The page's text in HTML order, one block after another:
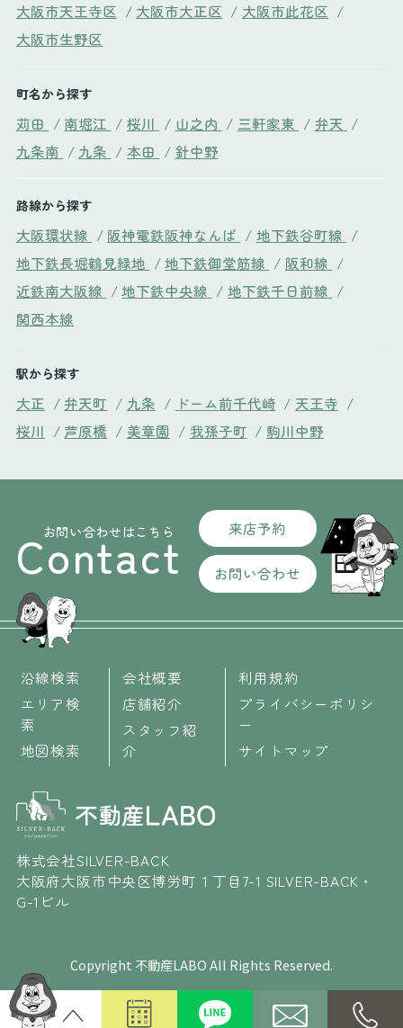
大阪市天王寺区 / 大阪市大正区 / 大阪市此花区 /
大阪市生野区
町名から探す
苅田 / 南堀江 / 桜川 / 山之内 / 三軒家東 / 弁天 /
九条南 / 九条 / 本田 / 針中野
路線から探す
大阪環状線 / 阪神電鉄阪神なんば / 地下鉄谷町線 /
地下鉄長堀鶴見緑地 / 地下鉄御堂筋線 / 阪和線 /
近鉄南大阪線 / 地下鉄中央線 / 地下鉄千日前線 /
関西本線
駅から探す
大正 / 弁天町 / 九条 / ドーム前千代崎 / 天王寺 /
桜川 / 芦原橋 / 美章園 / 我孫子町 / 駒川中野
お問い合わせはこちら
Contact 来店予約
お問い合わせ
沿線検索
エリア検
索
地図検索
会社概要
店舗紹介
スタッフ紹
介
利用規約
プライバシーポリシ
ー
サイトマップ
株式会社SILVER-BACK
大阪府大阪市中央区博労町１丁目7-1 SILVER-BACK・
G-1ビル
Copyright 不動産LABO All Rights Reserved.